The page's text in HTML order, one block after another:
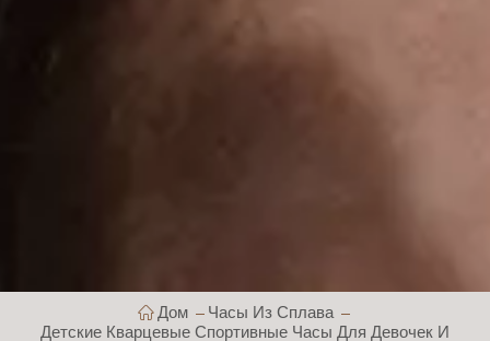
Дом
Часы Из Сплава
Детские Кварцевые Спортивные Часы Для Девочек И